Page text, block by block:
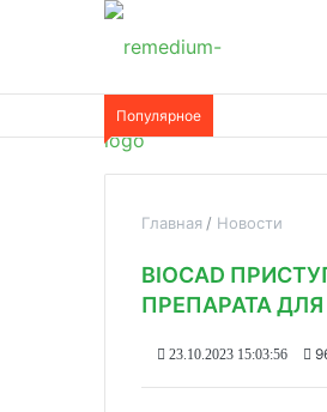
Популярное
Главная Новости
BIOCAD
ПРЕПАРАТА
23.10.2023 15:03:56